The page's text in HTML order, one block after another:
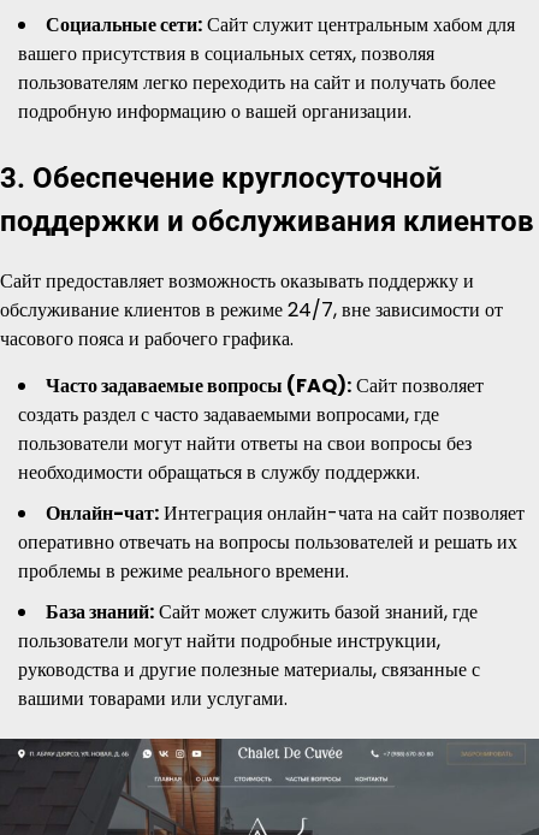
Социальные сети:Сайт служит центральным хабом для
вашего присутствия в социальных сетях, позволяя
пользователям легко переходить на сайт и получать более
подробную информацию о вашей организации.
3. Обеспечение круглосуточной
поддержки и обслуживания клиентов
Сайт предоставляет возможность оказывать поддержку и
обслуживание клиентов в режиме 24/7, вне зависимости от
часового пояса и рабочего графика.
Часто задаваемые вопросы (FAQ):Сайт позволяет
создать раздел с часто задаваемыми вопросами, где
пользователи могут найти ответы на свои вопросы без
необходимости обращаться в службу поддержки.
Онлайн-чат:Интеграция онлайн-чата на сайт позволяет
оперативно отвечать на вопросы пользователей и решать их
проблемы в режиме реального времени.
База знаний:Сайт может служить базой знаний, где
пользователи могут найти подробные инструкции,
руководства и другие полезные материалы, связанные с
вашими товарами или услугами.